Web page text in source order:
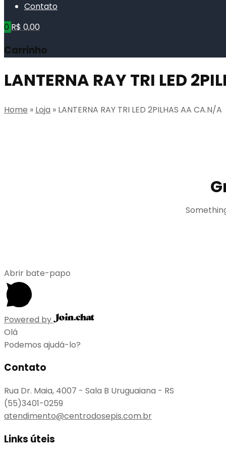
Contato
0 R$ 0,00
Carrinho
LANTERNA RAY TRI LED
Home » Loja » LANTERNA RAY TRI LED 2PILHAS AA CA.N/A
Abrir bate-papo
Powered by
Olá
Podemos ajudá-lo?
Contato
Rua Dr. Maia, 4007 - Sala B Uruguaiana - RS
(55)3401-0259
atendimento@centrodosepis.com.br
Links úteis